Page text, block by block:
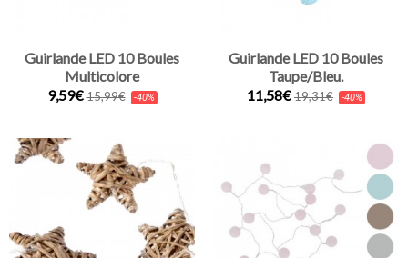
Guirlande LED 10 Boules
Multicolore
9,59€15,99€ -40%
Guirlande LED 10 Boules
Taupe/Bleu.
11,58€19,31€ -40%